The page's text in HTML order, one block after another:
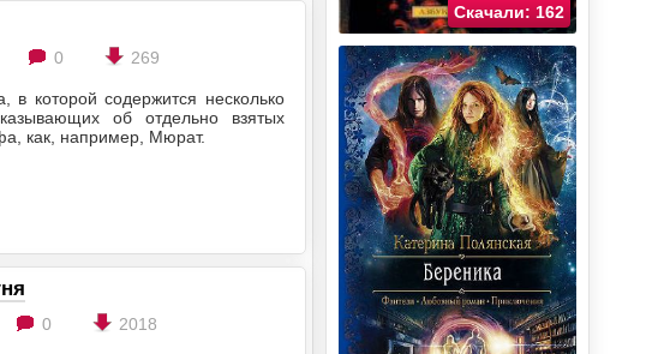
0 269
которой содержится несколько
об отдельно взятых
как, например, Мюрат.
0 2018
Скачали: 162